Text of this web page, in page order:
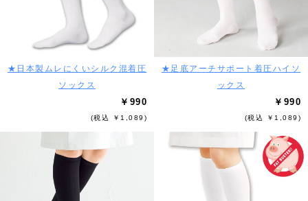
★日本製ムレにくいシルク混着圧
ソックス
￥990
(税込 ￥1,089)
★足底アーチサポート着圧ハイソ
ックス
￥990
(税込 ￥1,089)